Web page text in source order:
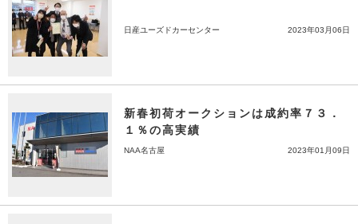
日産ユーズドカーセンター 2023年03月06日
新春初荷オークションは成約率７３．
１％の高実績
NAA名古屋 2023年01月09日